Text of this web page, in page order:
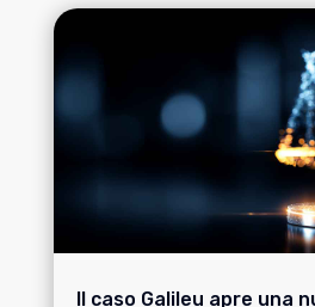
Il caso Galileu apre una